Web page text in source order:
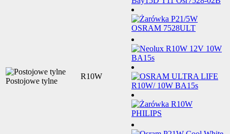
Postojowe tylne
R10W